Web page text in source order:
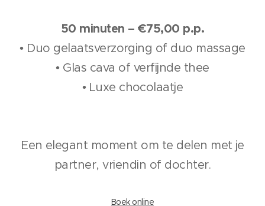
50 minuten – €75,00 p.p.
• Duo gelaatsverzorging of duo massage
• Glas cava of verfijnde thee
• Luxe chocolaatje
Een elegant moment om te delen met je
partner, vriendin of dochter.
Boek online